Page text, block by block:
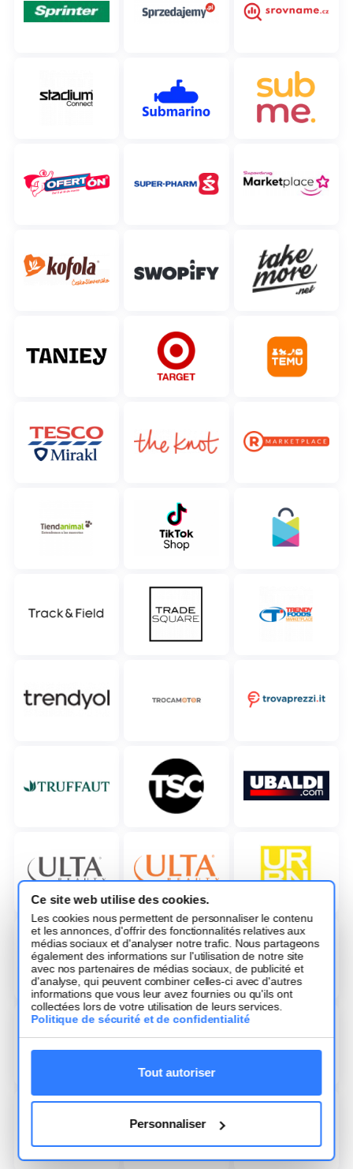
Ce site web utilise des cookies.
Les cookies nous permettent de personnaliser le contenu
et les annonces, d'offrir des fonctionnalités relatives aux
médias sociaux et d'analyser notre trafic. Nous partageons
également des informations sur l'utilisation de notre site
avec nos partenaires de médias sociaux, de publicité et
d'analyse, qui peuvent combiner celles-ci avec d'autres
informations que vous leur avez fournies ou qu'ils ont
collectées lors de votre utilisation de leurs services.
Politique de sécurité et de confidentialité
Tout autoriser
Personnaliser